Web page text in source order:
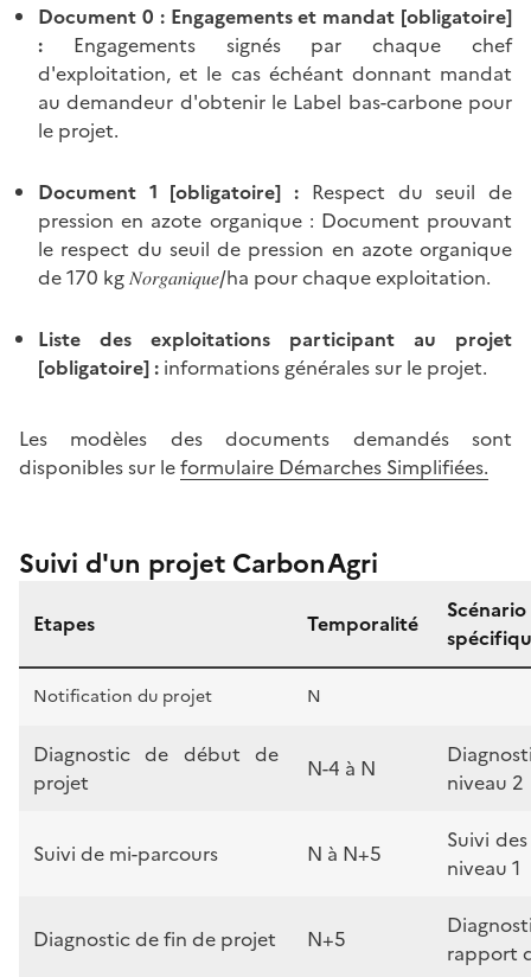
Document 0 : Engagements et mandat [obligatoire]
: Engagements signés par chaque chef
d'exploitation, et le cas échéant donnant mandat
au demandeur d'obtenir le Label bas-carbone pour
le projet.
Document 1 [obligatoire] : Respect du seuil de
pression en azote organique : Document prouvant
le respect du seuil de pression en azote organique
de 170 kg 𝑁𝑜𝑟𝑔𝑎𝑛𝑖𝑞𝑢𝑒/ha pour chaque exploitation.
Liste des exploitations participant au projet
[obligatoire] : informations générales sur le projet.
Les modèles des documents demandés sont
disponibles sur leformulaire Démarches Simplifiées.
Suivi d'un projet CarbonAgri
Etapes Temporalité
Notification du projet N
Diagnostic de début de
projet
N-4 à N
niveau 2
Suivi de mi-parcours N à N+5
Suivi
niveau 1
Diagnostic de fin de projet N+5
rapport